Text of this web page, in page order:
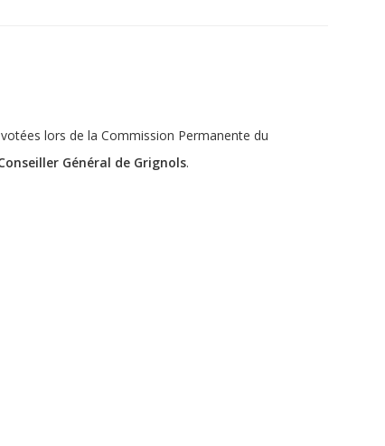
lors de la Commission Permanente du
Général de Grignols.